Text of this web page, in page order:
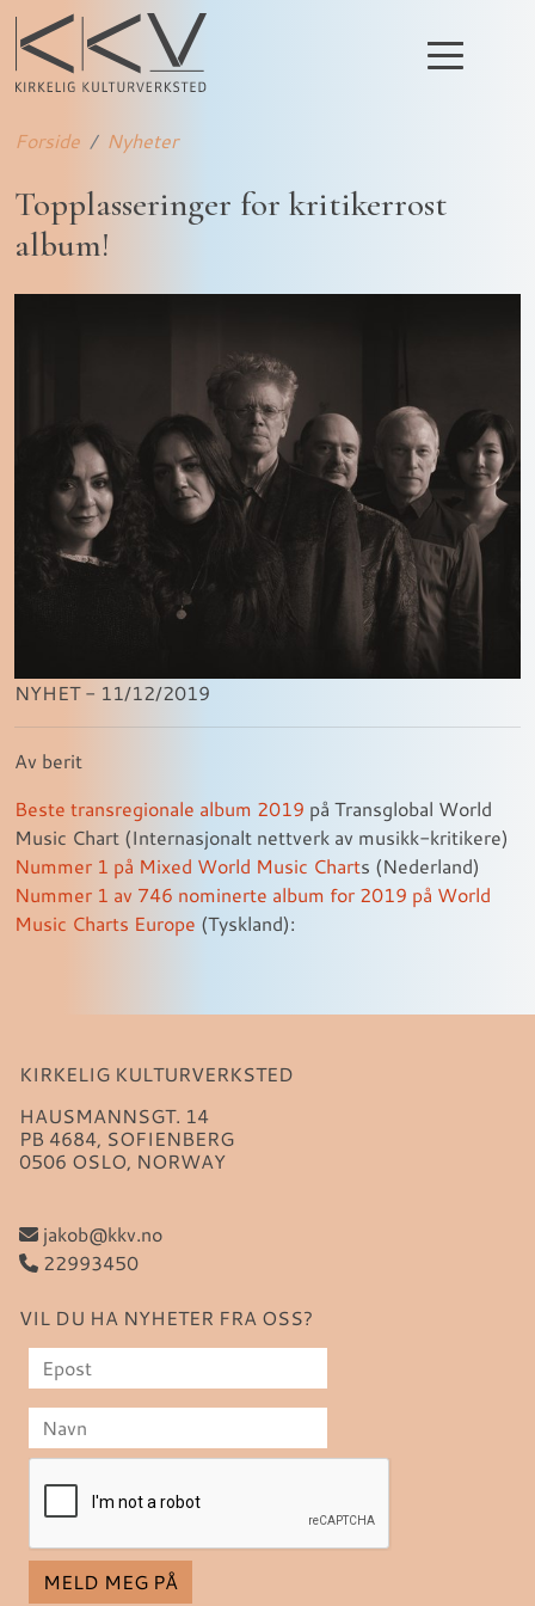
Forside Nyheter
Topplasseringer for kritikerrost
album!
NYHET - 11/12/2019
Av berit
Beste transregionale album 2019 på Transglobal World
Music Chart (Internasjonalt nettverk av musikk-kritikere)
Nummer 1 på Mixed World Music Charts (Nederland)
Nummer 1 av 746 nominerte album for 2019 på World
Music Charts Europe (Tyskland):
KIRKELIG KULTURVERKSTED
HAUSMANNSGT. 14
PB 4684, SOFIENBERG
0506 OSLO, NORWAY
jakob@kkv.no
22993450
VIL DU HA NYHETER FRA OSS?
MELD MEG PÅ